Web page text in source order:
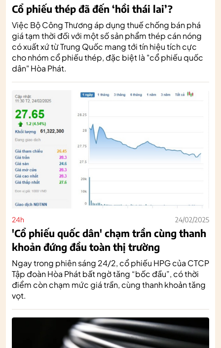
Cổ phiếu thép đã đến ‘hồi thái lai’?
Việc Bộ Công Thương áp dụng thuế chống bán phá
giá tạm thời đối với một số sản phẩm thép cán nóng
có xuất xứ từ Trung Quốc mang tới tín hiệu tích cực
cho nhóm cổ phiếu thép, đặc biệt là "cổ phiếu quốc
dân" Hòa Phát.
24h 24/02/2025
'Cổ phiếu quốc dân' chạm trần cùng thanh
khoản đứng đầu toàn thị trường
Ngay trong phiên sáng 24/2, cổ phiếu HPG của CTCP
Tập đoàn Hòa Phát bất ngờ tăng “bốc đầu”, có thời
điểm còn chạm mức giá trần, cùng thanh khoản tăng
vọt.